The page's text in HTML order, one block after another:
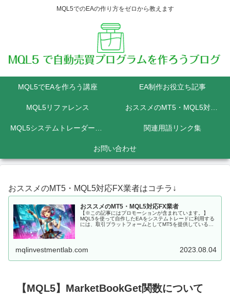
MQL5でのEAの作り方をゼロから教えます
MQL5でEAを作ろう講座 EA制作お役立ち記事
MQL5リファレンス おススメのMT5・MQL5対応FX業者
MQL5システムトレーダーの為のPython講座 関連用語リンク集
お問い合わせ
おススメのMT5・MQL5対応FX業者はコチラ↓
おススメのMT5・MQL5対応FX業者
【※この記事にはプロモーションが含まれています。】
MQL5を使って自作したEAをシステムトレードに利用する
には、取引プラットフォームとしてMT5を提供しているFX
mqlinvestmentlab.com 2023.08.04
【MQL5】MarketBookGet関数について